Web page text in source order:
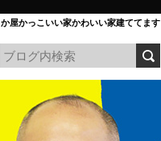
屋かっこいい家かわいい家建ててます